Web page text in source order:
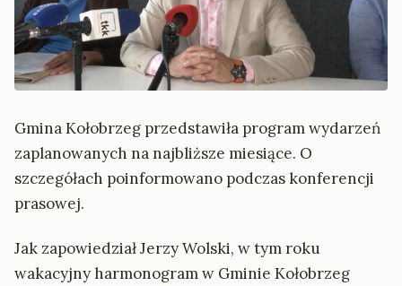
Gmina Kołobrzeg przedstawiła program wydarzeń
zaplanowanych na najbliższe miesiące. O
szczegółach poinformowano podczas konferencji
prasowej.
Jak zapowiedział Jerzy Wolski, w tym roku
wakacyjny harmonogram w Gminie Kołobrzeg